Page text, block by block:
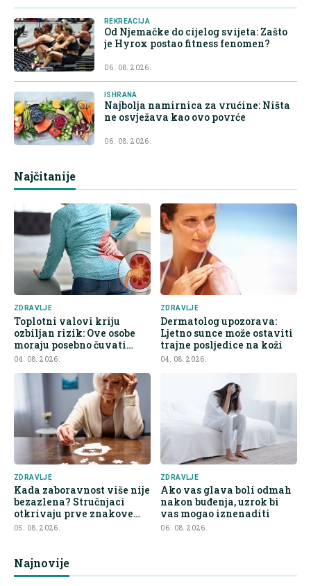
REKREACIJA
Od Njemačke do cijelog svijeta: Zašto
je Hyrox postao fitness fenomen?
06. 08. 2026.
ISHRANA
Najbolja namirnica za vrućine: Ništa
ne osvježava kao ovo povrće
06. 08. 2026.
Najčitanije
ZDRAVLJE
Toplotni valovi kriju
ozbiljan rizik: Ove osobe
moraju posebno čuvati
bubrege
04. 08. 2026.
ZDRAVLJE
Dermatolog upozorava:
Ljetno sunce može ostaviti
trajne posljedice na koži
04. 08. 2026.
ZDRAVLJE
Kada zaboravnost više nije
bezazlena? Stručnjaci
otkrivaju prve znakove
demencije
05. 08. 2026.
ZDRAVLJE
Ako vas glava boli odmah
nakon buđenja, uzrok bi
vas mogao iznenaditi
06. 08. 2026.
Najnovije